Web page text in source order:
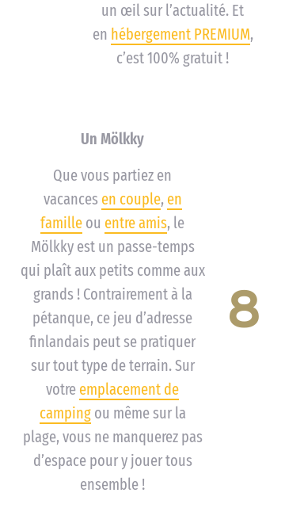
un œil sur l’actualité. Et
en hébergement PREMIUM,
c’est 100% gratuit !
8
Un Mölkky
Que vous partiez en
vacances en couple, en
famille ou entre amis, le
Mölkky est un passe-temps
qui plaît aux petits comme aux
grands ! Contrairement à la
pétanque, ce jeu d’adresse
finlandais peut se pratiquer
sur tout type de terrain. Sur
votre emplacement de
campingou même sur la
plage, vous ne manquerez pas
d’espace pour y jouer tous
ensemble !